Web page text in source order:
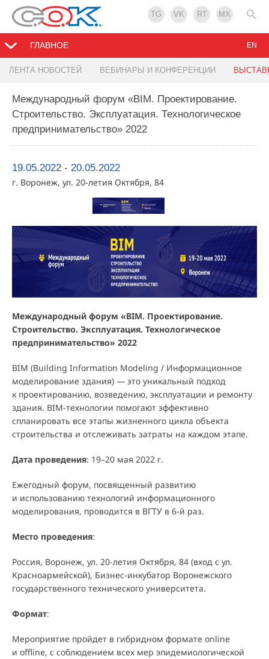
TG VK RT MX
ГЛАВНОЕ
ЛЕНТА НОВОСТЕЙ ВЕБИНАРЫ И КОНФЕРЕНЦИИ
EN
Международный форум «BIM. Проектирование.
Строительство. Эксплуатация. Технологическое
предпринимательство» 2022
19.05.2022 - 20.05.2022
г. Воронеж, ул. 20-летия Октября, 84
Международный форум «BIM. Проектирование.
Строительство. Эксплуатация. Технологическое
предпринимательство» 2022
BIM (Building Information Modeling / Информационное
моделирование здания) — это уникальный подход
к проектированию, возведению, эксплуатации и ремонту
здания. BIM-технологии помогают эффективно
спланировать все этапы жизненного цикла объекта
строительства и отслеживать затраты на каждом этапе.
Дата проведения: 19–20 мая 2022 г.
Ежегодный форум, посвященный развитию
и использованию технологий информационного
моделирования, проводится в ВГТУ в 6-й раз.
Место проведения:
Россия, Воронеж, ул. 20-летия Октября, 84 (вход с ул.
Красноармейской), Бизнес-инкубатор Воронежского
государственного технического университета.
Формат:
Мероприятие пройдет в гибридном формате online
и offline, с соблюдением всех мер эпидемиологической